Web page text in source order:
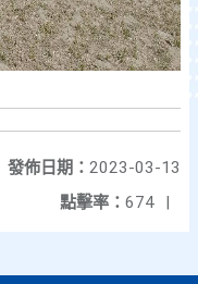
發佈日期： 2023-03-13
點擊率： 674 |